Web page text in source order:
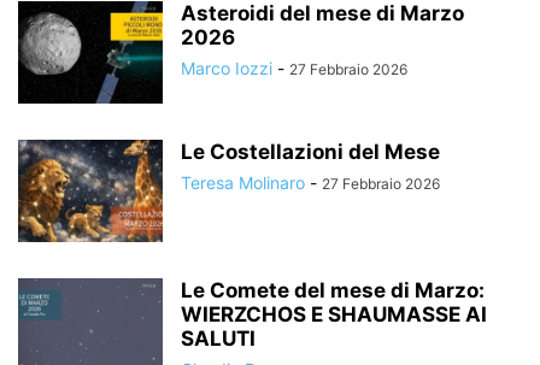
Asteroidi del mese di Marzo
2026
Marco Iozzi - 27 Febbraio 2026
Le Costellazioni del Mese
Teresa Molinaro - 27 Febbraio 2026
Le Comete del mese di Marzo:
WIERZCHOS E SHAUMASSE AI
SALUTI